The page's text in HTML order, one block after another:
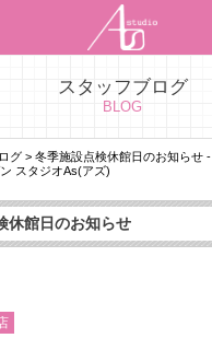
スタッフブログ
BLOG
グ > 冬季施設点検休館日のお知らせ
スタジオAs(アズ)
休館日のお知らせ
Asのコンセ
Asのナビゲ
施設紹介